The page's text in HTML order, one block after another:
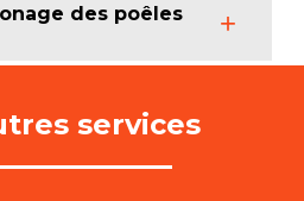
des poêles
services